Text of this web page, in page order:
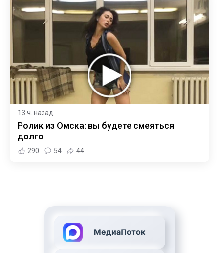
13 ч. назад
Ролик из Омска: вы будете смеяться
долго
290 54 44
МедиаПоток